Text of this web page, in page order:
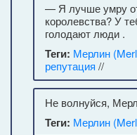
— Я лучше умру
королевства? У
голодают люди .
Теги: Мерлин
репутация //
Не волнуйся,
Теги: Мерлин